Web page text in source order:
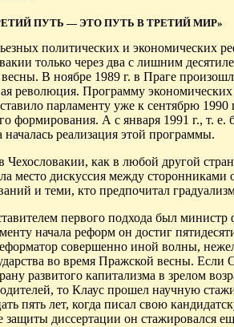
ПУТЬ — ЭТО ПУТЬ В ТРЕТИЙ МИР»
политических и экономических
только через два с лишним
В ноябре 1989 г. в Праге
революция. Программу
парламенту уже к сентябрю 1990
формирования. А с января 1991 г., т. е.
началась реализация этой программы.
Чехословакии, как в любой другой
место дискуссия между сторонниками
и теми, кто предпочитал
первого подхода был министр
начала реформ он достиг
совершенно иной волны,
во время Пражской весны.
развитого капитализма в зрелом
то Клаус прошел научную
пять лет, когда писал свою
защиты диссертации он стажировался